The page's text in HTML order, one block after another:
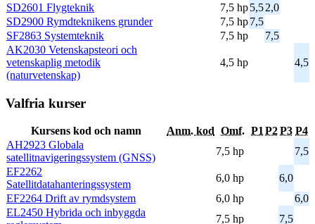
SD2601 Flygteknik
7,5 hp5,52,0
SD2900 Rymdteknikens grunder
7,5 hp7,5
SF2863 Systemteknik
7,5 hp
7,5
AK2030 Vetenskapsteori och
vetenskaplig metodik
(naturvetenskap)
4,5 hp 4,5
Valfria kurser
Kursens kod och namn Anm. kod Omf. P1 P2P3 P4
AH2923 Globala
satellitnavigeringssystem (GNSS)
7,5 hp
7,5
EF2262
Satellitdatahanteringssystem
6,0 hp
6,0
EF2264 Drift av rymdsystem
6,0 hp
6,0
EL2450 Hybrida och inbyggda
7,5 hp
7,5